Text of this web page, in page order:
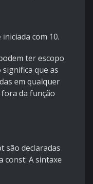
com 10.
ter escopo
que as
em qualquer
da função
são declaradas
const: A sintaxe